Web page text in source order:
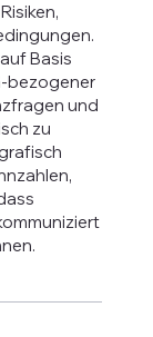
Basis
bezogener
und
zu